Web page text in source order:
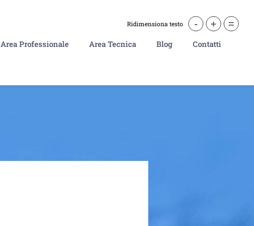
Area Professionale Area Tecnica Blog Contatti
Ridimensiona testo - + =